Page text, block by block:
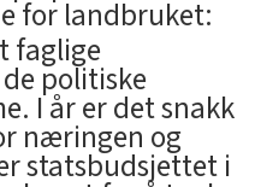
for landbruket:
faglige
politiske
I år er det snakk
næringen og
statsbudsjettet i